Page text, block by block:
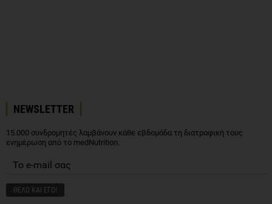
NEWSLETTER
15.000 συνδρομητές λαμβάνουν κάθε εβδομάδα τη διατροφική τους
ενημέρωση από το medNutrition.